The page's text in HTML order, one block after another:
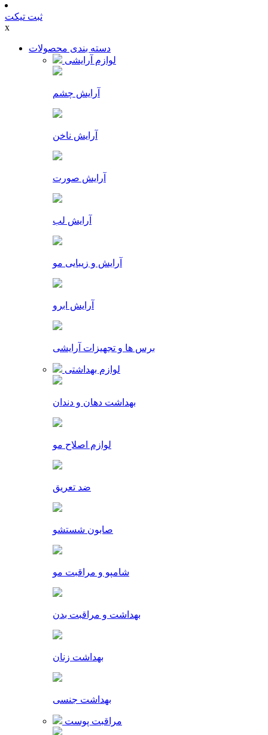
ثبت تیکت
x
دسته بندی محصولات
لوازم آرایشی
آرایش چشم
آرایش ناخن
آرایش صورت
آرایش لب
آرایش و زیبایی مو
آرایش ابرو
برس ها و تجهیزات آرایشی
لوازم بهداشتی
بهداشت دهان و دندان
لوازم اصلاح مو
ضد تعریق
صابون شستشو
شامپو و مراقبت مو
بهداشت و مراقبت بدن
بهداشت زنان
بهداشت جنسی
مراقبت پوست